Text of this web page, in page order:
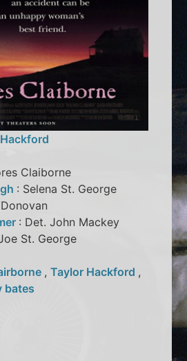
Claiborne
: Selena St. George
: Det. John Mackey
St. George
,Taylor Hackford ,
bates